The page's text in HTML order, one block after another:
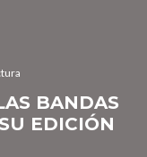
BANDAS
EDICIÓN